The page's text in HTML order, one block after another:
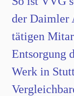
der Daimler
tätigen
Entsorgung
Werk in